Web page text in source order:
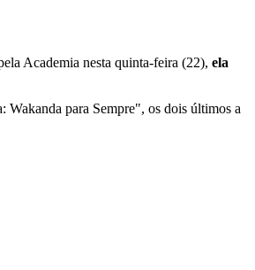
Academia nesta quinta-feira (22), ela
para Sempre", os dois últimos a